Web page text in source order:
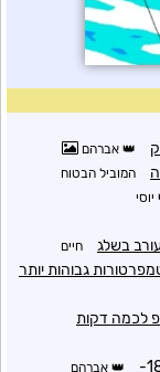
אברהם
המוביל הבטוח
יוסי
בשלג חיים
גבוהות יותר
לכמה דקות
אברהם